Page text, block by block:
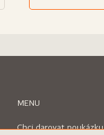
MENU
Chci darovat poukázku